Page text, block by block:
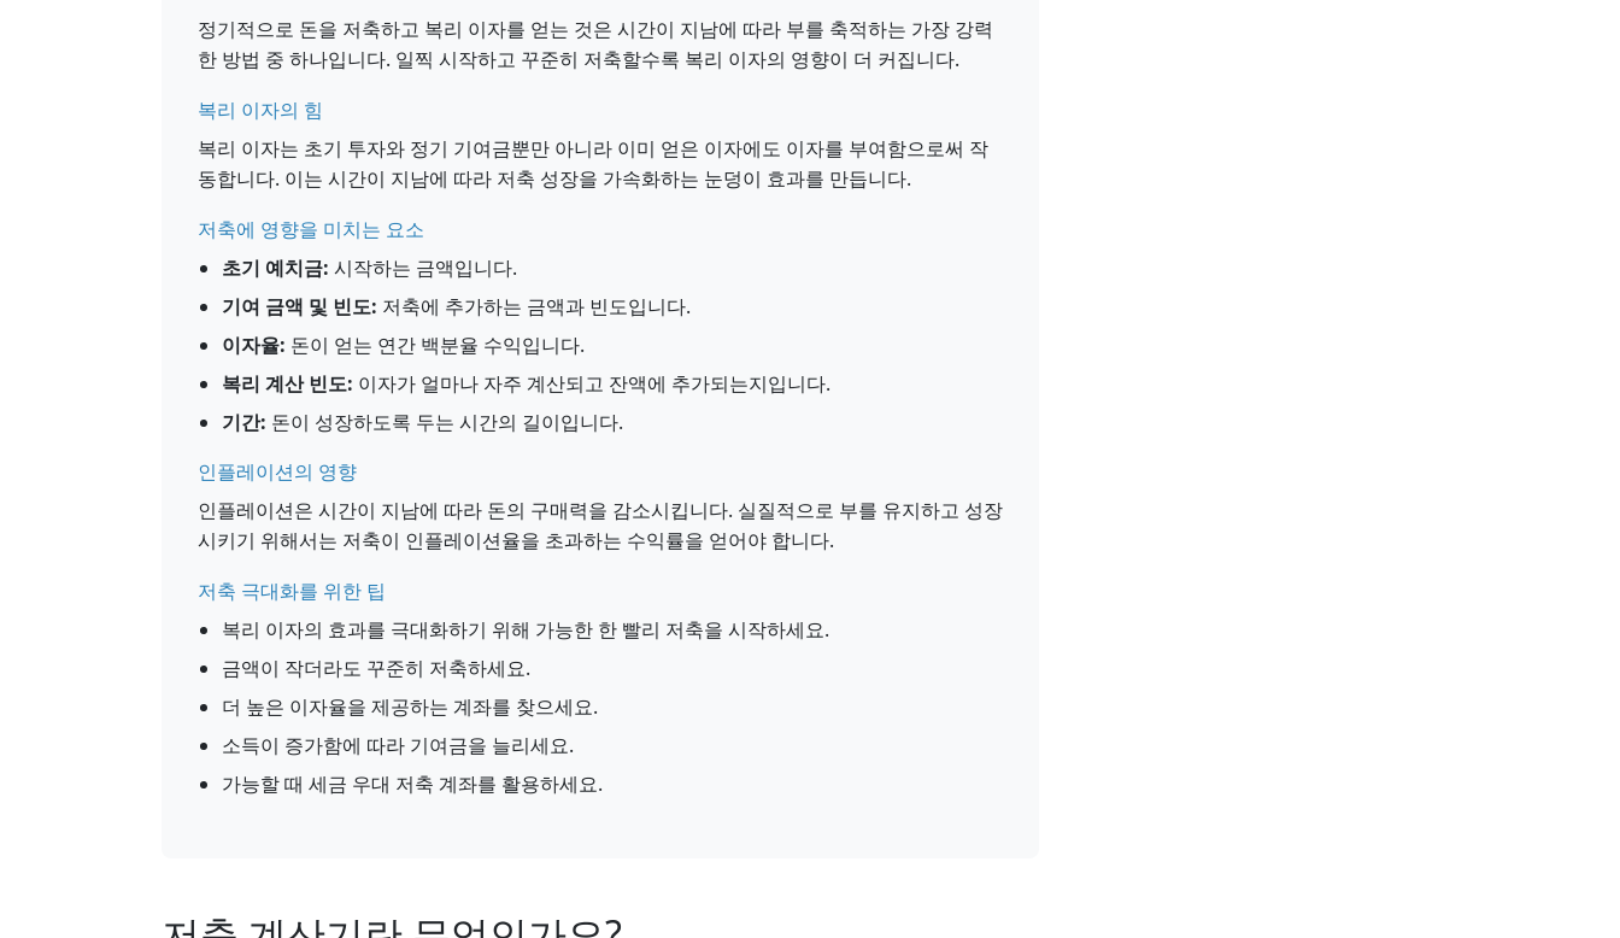
정기적으로 돈을 저축하고 복리 이자를 얻는 것은 시간이 지남에 따라 부를 축적하는 가장 강력
한 방법 중 하나입니다. 일찍 시작하고 꾸준히 저축할수록 복리 이자의 영향이 더 커집니다.
복리 이자의 힘
복리 이자는 초기 투자와 정기 기여금뿐만 아니라 이미 얻은 이자에도 이자를 부여함으로써 작
동합니다. 이는 시간이 지남에 따라 저축 성장을 가속화하는 눈덩이 효과를 만듭니다.
저축에 영향을 미치는 요소
초기 예치금: 시작하는 금액입니다.
기여 금액 및 빈도: 저축에 추가하는 금액과 빈도입니다.
이자율: 돈이 얻는 연간 백분율 수익입니다.
복리 계산 빈도: 이자가 얼마나 자주 계산되고 잔액에 추가되는지입니다.
기간: 돈이 성장하도록 두는 시간의 길이입니다.
인플레이션의 영향
인플레이션은 시간이 지남에 따라 돈의 구매력을 감소시킵니다. 실질적으로 부를 유지하고 성장
시키기 위해서는 저축이 인플레이션율을 초과하는 수익률을 얻어야 합니다.
저축 극대화를 위한 팁
복리 이자의 효과를 극대화하기 위해 가능한 한 빨리 저축을 시작하세요.
금액이 작더라도 꾸준히 저축하세요.
더 높은 이자율을 제공하는 계좌를 찾으세요.
소득이 증가함에 따라 기여금을 늘리세요.
가능할 때 세금 우대 저축 계좌를 활용하세요.